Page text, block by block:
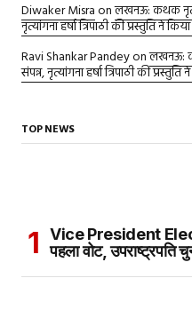
Diwaker Misraonलखनऊ: कथक
नृत्यांगना हर्षा त्रिपाठी की प्रस्तुति ने
Ravi Shankar Pandeyonलखनऊ:
संपन्न, नृत्यांगना हर्षा त्रिपाठी की
TOP NEWS
Vice President
पहला वोट, उपराष्ट्रपति